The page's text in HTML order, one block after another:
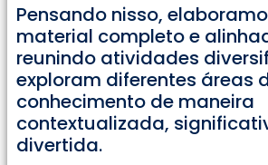
Pensando nisso,
material completo e
reunindo atividades
exploram diferentes áreas
conhecimento de maneira
contextualizada,
divertida.